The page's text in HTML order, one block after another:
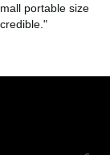
portable size